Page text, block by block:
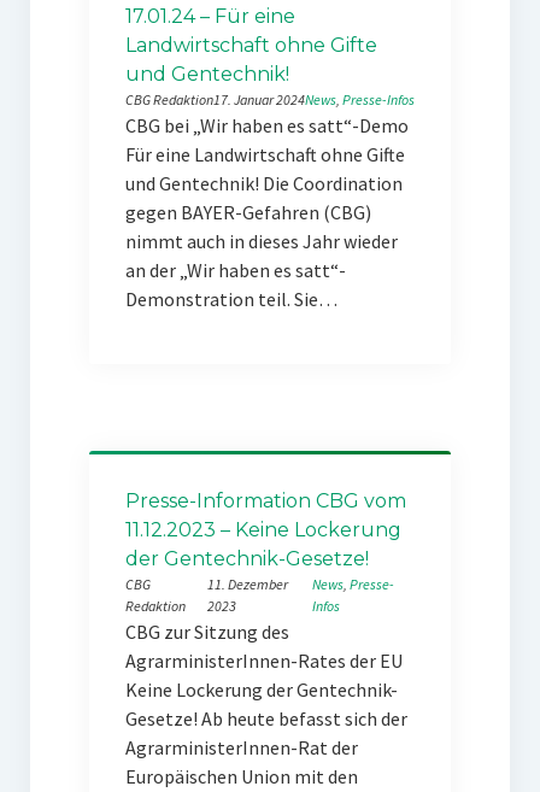
17.01.24 – Für eine
Landwirtschaft ohne Gifte
und Gentechnik!
CBG Redaktion17. Januar 2024News, Presse-Infos
CBG bei „Wir haben es satt“-Demo
Für eine Landwirtschaft ohne Gifte
und Gentechnik! Die Coordination
gegen BAYER-Gefahren (CBG)
nimmt auch in dieses Jahr wieder
an der „Wir haben es satt“-
Demonstration teil. Sie…
Presse-Information CBG vom
11.12.2023 – Keine Lockerung
der Gentechnik-Gesetze!
CBG
Redaktion
11. Dezember
2023
News, Presse-
Infos
CBG zur Sitzung des
AgrarministerInnen-Rates der EU
Keine Lockerung der Gentechnik-
Gesetze! Ab heute befasst sich der
AgrarministerInnen-Rat der
Europäischen Union mit den